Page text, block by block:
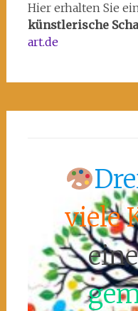
Hier erhalten Sie
künstlerische
art.de
viele